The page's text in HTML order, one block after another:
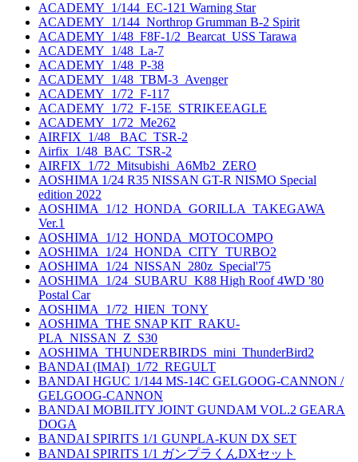
ACADEMY_1/144_EC-121 Warning Star
ACADEMY_1/144_Northrop Grumman B-2 Spirit
ACADEMY_1/48_F8F-1/2_Bearcat_USS Tarawa
ACADEMY_1/48_La-7
ACADEMY_1/48_P-38
ACADEMY_1/48_TBM-3_Avenger
ACADEMY_1/72_F-117
ACADEMY_1/72_F-15E_STRIKEEAGLE
ACADEMY_1/72_Me262
AIRFIX_1/48_ BAC_TSR-2
Airfix_1/48_BAC_TSR-2
AIRFIX_1/72_Mitsubishi_A6Mb2_ZERO
AOSHIMA 1/24 R35 NISSAN GT-R NISMO Special
edition 2022
AOSHIMA_1/12_HONDA_GORILLA_TAKEGAWA
Ver.1
AOSHIMA_1/12_HONDA_MOTOCOMPO
AOSHIMA_1/24_HONDA_CITY_TURBO2
AOSHIMA_1/24_NISSAN_280z_Special'75
AOSHIMA_1/24_SUBARU_K88 High Roof 4WD '80
Postal Car
AOSHIMA_1/72_HIEN_TONY
AOSHIMA_THE SNAP KIT_RAKU-
PLA_NISSAN_Z_S30
AOSHIMA_THUNDERBIRDS_mini_ThunderBird2
BANDAI (IMAI)_1/72_REGULT
BANDAI HGUC 1/144 MS-14C GELGOOG-CANNON /
GELGOOG-CANNON
BANDAI MOBILITY JOINT GUNDAM VOL.2 GEARA
DOGA
BANDAI SPIRITS 1/1 GUNPLA-KUN DX SET
BANDAI SPIRITS 1/1 ガンプラくんDXセット